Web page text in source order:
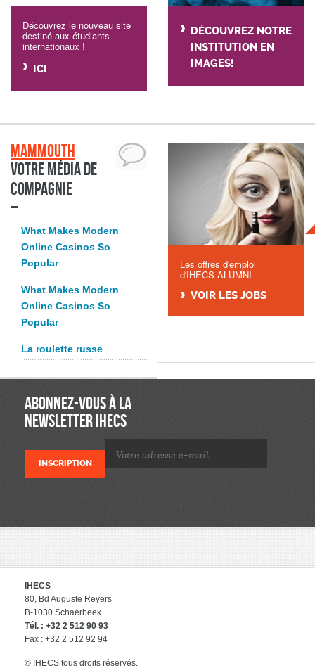
Découvrez le nouveau site
destiné aux étudiants
internationaux !
ICI
DÉCOUVREZ NOTRE
INSTITUTION EN
IMAGES!
Mammouth
Votre média de
compagnie
What Makes Modern
Online Casinos So
Popular
What Makes Modern
Online Casinos So
Popular
La roulette russe
Les offres d'emploi
d'IHECS ALUMNI
VOIR LES JOBS
ABONNEZ-VOUS À LA
NEWSLETTER IHECS
IHECS
80, Bd Auguste Reyers
B-1030 Schaerbeek
Tél. : +32 2 512 90 93
Fax : +32 2 512 92 94
© IHECS tous droits réservés.